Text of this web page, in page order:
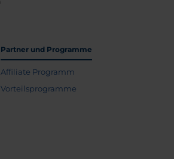
Partner und Programme
Affiliate Programm
Vorteilsprogramme